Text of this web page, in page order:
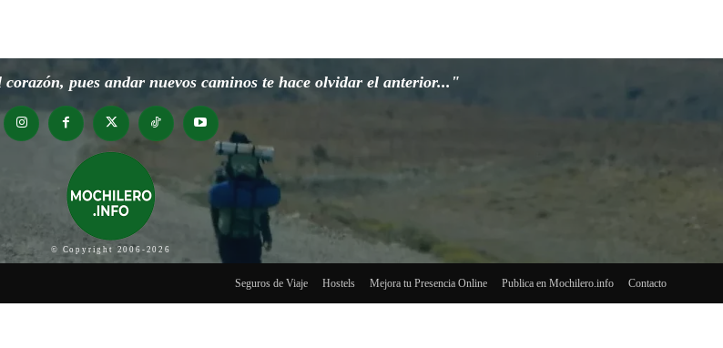
pues andar nuevos caminos te hace olvidar el anterior..."
© Copyright 2006-2026
Seguros de Viaje Hostels Mejora tu Presencia Online Publica en Mochilero.info Contacto